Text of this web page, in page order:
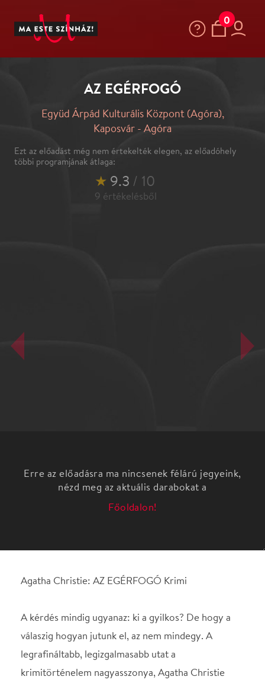
Együd Árpád Kulturális Központ (Agóra),
Kaposvár - Agóra
Ezt az előadást még nem értekelték elegen, az előadóhely
★ 9.3 / 10
9értékelésből
Agatha Christie: AZ EGÉRFOGÓ Krimi
kínálja. Olyan tekervényes és titokzatos ez az út,
évszázados siker az Egérfogó, mely a
„színháztörténelem leghosszabb ideje futó darabja”
címet birtokolja. A londoni West End-en 64 éve
játsszák megszakítás nélkül. A Guinness Book of
World Records szerint pedig Agatha Christie –